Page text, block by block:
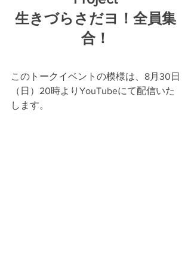
生きづらさだヨ！全員集
合！
このトークイベントの模様は、8月30日
（日）20時よりYouTubeにて配信いた
します。